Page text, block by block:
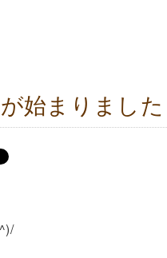
始まりました